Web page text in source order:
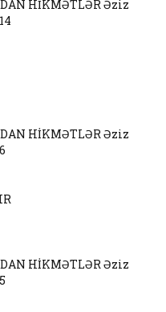
HİKMƏTLƏR Əziz
HİKMƏTLƏR Əziz
HİKMƏTLƏR Əziz